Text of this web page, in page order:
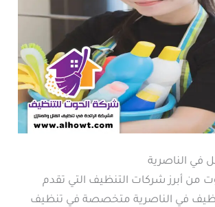
في الناصرية
من أبرز شركات التنظيف التي تقدم
في الناصرية متخصصة في تنظيف